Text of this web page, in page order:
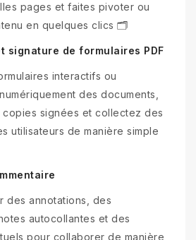
pages et faites pivoter ou
en quelques clics 🗂️
signature de formulaires PDF
interactifs ou
des documents,
signées et collectez des
utilisateurs de manière simple
des annotations, des
autocollantes et des
pour collaborer de manière